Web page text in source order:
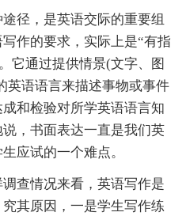
径，是英语交际的重要组
作的要求，实际上是“有指
它通过提供情景(文字、图
英语语言来描述事物或事件
和检验对所学英语语言知
，书面表达一直是我们英
应试的一个难点。
查情况来看，英语写作是
其原因，一是学生写作练